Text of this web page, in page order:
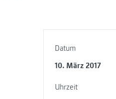
Datum
10. März 2017
Uhrzeit